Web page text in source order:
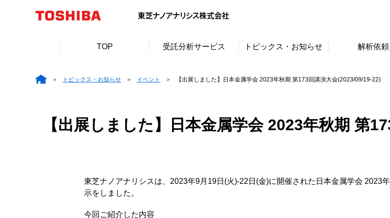
TOP 受託分析サービス トピックス・お知らせ 解析依頼
トピックス・お知らせ イベント 【出展しました】日本金属学会 2023年秋期 第173回講演大会(2023/09/19-22)
【出展しました】日本金属学会 2023年秋期 第
東芝ナノアナリシスは、2023年9月19日(火)-22日(金)に開催された日本金属学会 2023
示をしました。
今回ご紹介した内容